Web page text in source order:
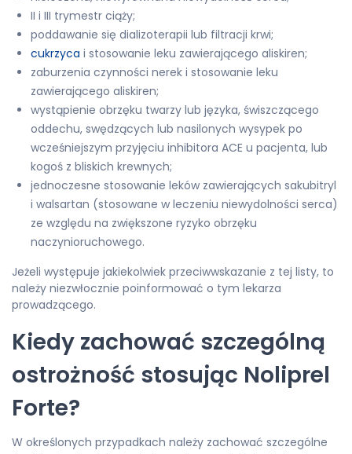
II i III trymestr ciąży;
poddawanie się dializoterapii lub filtracji krwi;
cukrzyca i stosowanie leku zawierającego aliskiren;
zaburzenia czynności nerek i stosowanie leku
zawierającego aliskiren;
wystąpienie obrzęku twarzy lub języka, świszczącego
oddechu, swędzących lub nasilonych wysypek po
wcześniejszym przyjęciu inhibitora ACE u pacjenta, lub
kogoś z bliskich krewnych;
jednoczesne stosowanie leków zawierających sakubitryl
i walsartan (stosowane w leczeniu niewydolności serca)
ze względu na zwiększone ryzyko obrzęku
naczynioruchowego.
Jeżeli występuje jakiekolwiek przeciwwskazanie z tej listy, to
należy niezwłocznie poinformować o tym lekarza
prowadzącego.
Kiedy zachować szczególną
ostrożność stosując Noliprel
Forte?
W określonych przypadkach należy zachować szczególne